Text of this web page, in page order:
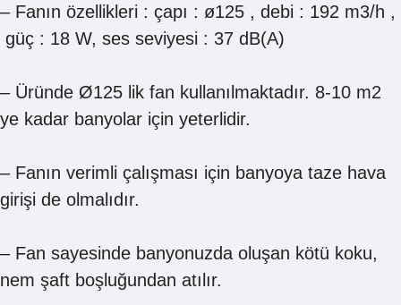
– Fanın özellikleri : çapı : ø125 , debi : 192 m3/h ,
güç : 18 W, ses seviyesi : 37 dB(A)
– Üründe Ø125 lik fan kullanılmaktadır. 8-10 m2
ye kadar banyolar için yeterlidir.
– Fanın verimli çalışması için banyoya taze hava
girişi de olmalıdır.
– Fan sayesinde banyonuzda oluşan kötü koku,
nem şaft boşluğundan atılır.